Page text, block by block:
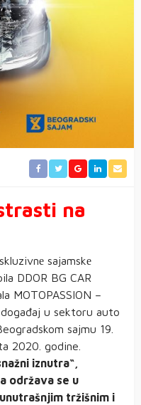
na
sajamskе
DDOR BG CAR
MOTOPASSION –
u sektoru auto
sajmu 19.
2020. godine.
iznutra“,
održava se u
tržišnim i